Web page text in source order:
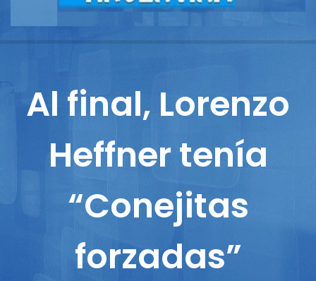
Reportajes
Columnistas
Al final, Lorenzo
Heffner tenía
“Conejitas
forzadas”